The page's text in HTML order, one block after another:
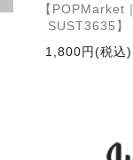
【POPMarket｜
SUST3635】
1,800円(税込)